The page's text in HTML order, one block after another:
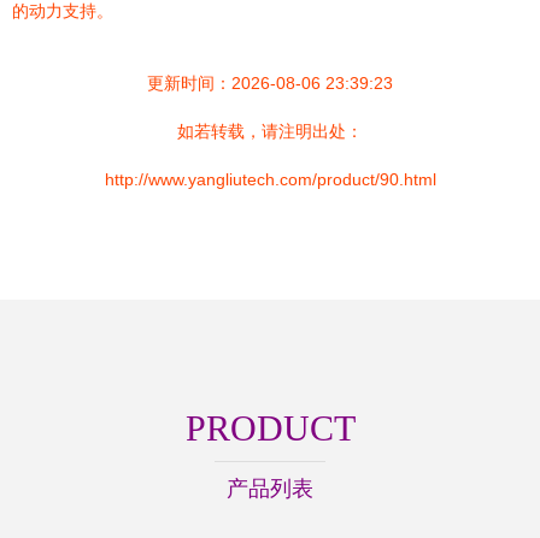
的动力支持。
更新时间：2026-08-06 23:39:23
如若转载，请注明出处：
http://www.yangliutech.com/product/90.html
PRODUCT
产品列表